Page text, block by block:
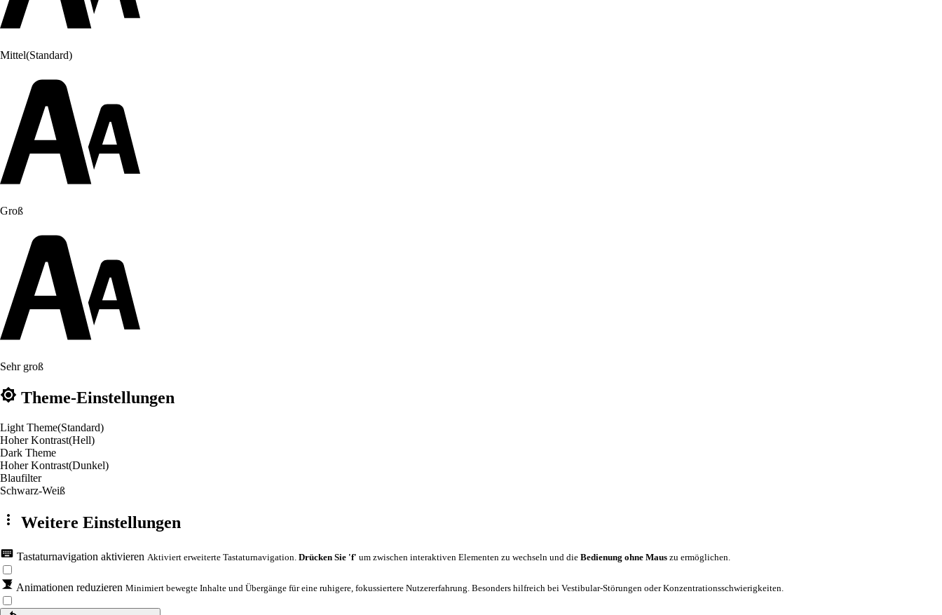
Mittel(Standard)
Groß
Sehr groß
Theme-Einstellungen
Light Theme(Standard)
Hoher Kontrast(Hell)
Dark Theme
Hoher Kontrast(Dunkel)
Blaufilter
Schwarz-Weiß
Weitere Einstellungen
Tastaturnavigation aktivieren Aktiviert erweiterte Tastaturnavigation. Drücken Sie 'f' um zwischen interaktiven Elementen zu wechseln und die Bedienung ohne Maus zu ermöglichen.
Animationen reduzieren Minimiert bewegte Inhalte und Übergänge für eine ruhigere, fokussiertere Nutzererfahrung. Besonders hilfreich bei Vestibular-Störungen oder Konzentrationsschwierigkeiten.